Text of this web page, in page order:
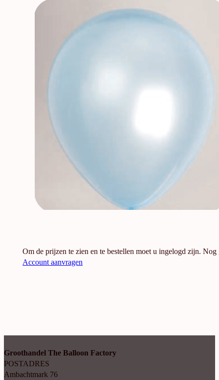
Om de prijzen te zien en te bestellen moet u ingelogd zijn. Nog
Account aanvragen
Groothandel The Balloon Factory
POSTADRES
Ambachtmark 76